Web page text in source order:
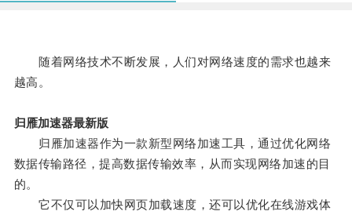
随着网络技术不断发展，人们对网络速度的需求也越来
越高。
归雁加速器最新版
归雁加速器作为一款新型网络加速工具，通过优化网络
数据传输路径，提高数据传输效率，从而实现网络加速的目
的。
它不仅可以加快网页加载速度，还可以优化在线游戏体